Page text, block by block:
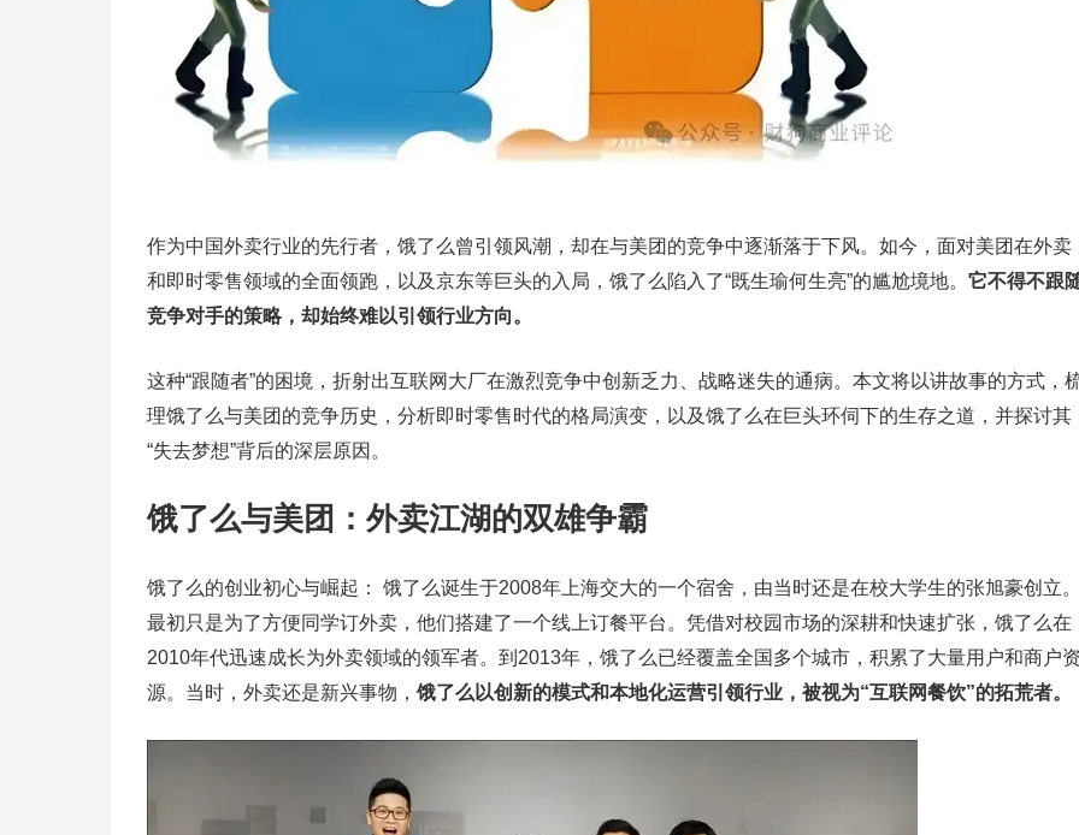
作为中国外卖行业的先行者，饿了么曾引领风潮，却在与美团的竞争中逐渐落于下风。如今，面对美团在外卖
和即时零售领域的全面领跑，以及京东等巨头的入局，饿了么陷入了“既生瑜何生亮”的尴尬境地。 它不得不跟
竞争对手的策略，却始终难以引领行业方向。
这种“跟随者”的困境，折射出互联网大厂在激烈竞争中创新乏力、战略迷失的通病。本文将以讲故事的方式，
理饿了么与美团的竞争历史，分析即时零售时代的格局演变，以及饿了么在巨头环伺下的生存之道，并探讨其
“失去梦想”背后的深层原因。
饿了么与美团：外卖江湖的双雄争霸
饿了么的创业初心与崛起： 饿了么诞生于2008年上海交大的一个宿舍，由当时还是在校大学生的张旭豪创立
最初只是为了方便同学订外卖，他们搭建了一个线上订餐平台。凭借对校园市场的深耕和快速扩张，饿了么在
2010年代迅速成长为外卖领域的领军者。到2013年，饿了么已经覆盖全国多个城市，积累了大量用户和商户
源。当时，外卖还是新兴事物， 饿了么以创新的模式和本地化运营引领行业，被视为“互联网餐饮”的拓荒者。